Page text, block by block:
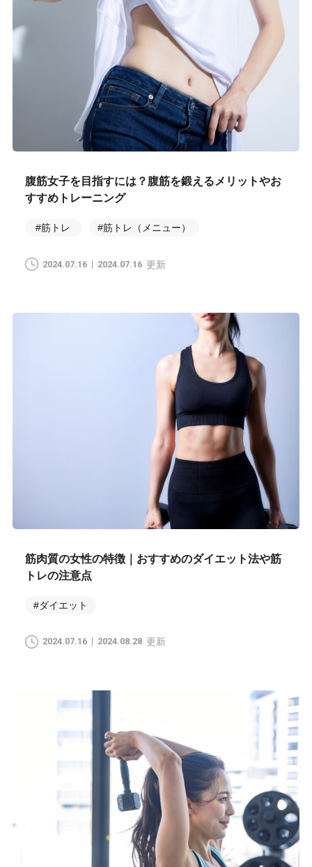
腹筋女子を目指すには？腹筋を鍛えるメリットやお
すすめトレーニング
#筋トレ #筋トレ（メニュー）
2024.07.16 2024.07.16 更新
筋肉質の女性の特徴｜おすすめのダイエット法や筋
トレの注意点
#ダイエット
2024.07.16 2024.08.28 更新